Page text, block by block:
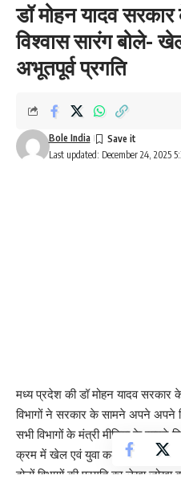
डॉ मोहन यादव सरकार
विश्वास सारंग बोले-
अभूतपूर्व प्रगति
Last updated: December 24, 2025
Bole India
मध्य प्रदेश की डॉ मोहन यादव सरकार
विभागों ने सरकार के सामने अपने अपने
सभी विभागों के मंत्री मीडिया के सामने
क्रम में खेल एवं युवा कल्याण तथा
दोनों विभागों की प्रगति का लेखा जोखा